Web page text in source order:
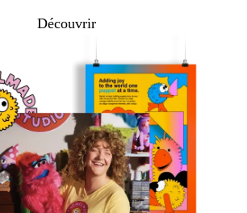
Découvrir